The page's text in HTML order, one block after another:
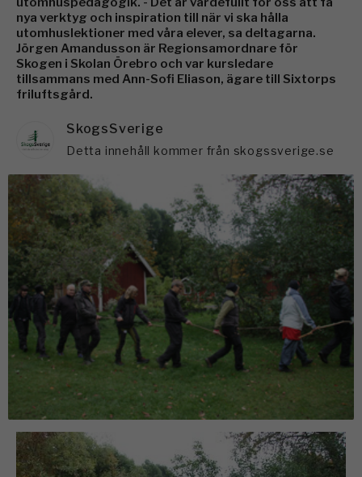
nya verktyg och inspiration till när vi ska hålla
utomhuslektioner med våra elever, sa deltagarna.
Jörgen Amandusson är Regionsamordnare för
Skogen i Skolan Örebro och var kursledare
tillsammans med Ann-Sofi Eliason, ägare till Sixtorps
friluftsgård.
SkogsSverige
Detta innehåll kommer från skogssverige.se